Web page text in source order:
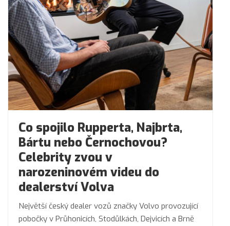
Co spojilo Rupperta, Najbrta,
Bártu nebo Černochovou?
Celebrity zvou v
narozeninovém videu do
dealerství Volva
Největší český dealer vozů značky Volvo provozující
pobočky v Průhonicích, Stodůlkách, Dejvicích a Brně